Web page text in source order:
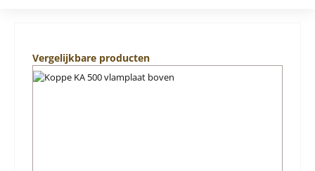
Productgalerij overslaan
Vergelijkbare producten